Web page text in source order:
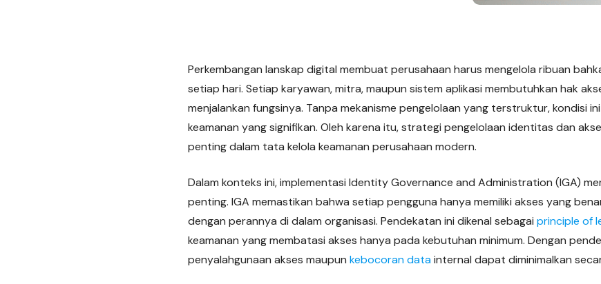
Perkembangan lanskap digital membuat perusahaan harus mengelola ribuan
setiap hari. Setiap karyawan, mitra, maupun sistem aplikasi membutuhkan hak
menjalankan fungsinya. Tanpa mekanisme pengelolaan yang terstruktur, kondisi
keamanan yang signifikan. Oleh karena itu, strategi pengelolaan identitas dan
penting dalam tata kelola keamanan perusahaan modern.
Dalam konteks ini, implementasi Identity Governance and Administration (IGA)
penting. IGA memastikan bahwa setiap pengguna hanya memiliki akses yang
dengan perannya di dalam organisasi. Pendekatan ini dikenal sebagai principle of
keamanan yang membatasi akses hanya pada kebutuhan minimum. Dengan
penyalahgunaan akses maupun kebocoran datainternal dapat diminimalkan